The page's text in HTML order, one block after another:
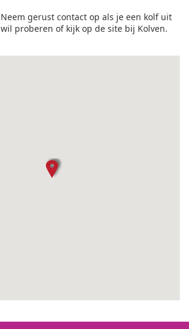
Neem gerust contact op als je een kolf uit
wil proberen of kijk op de site bij Kolven.